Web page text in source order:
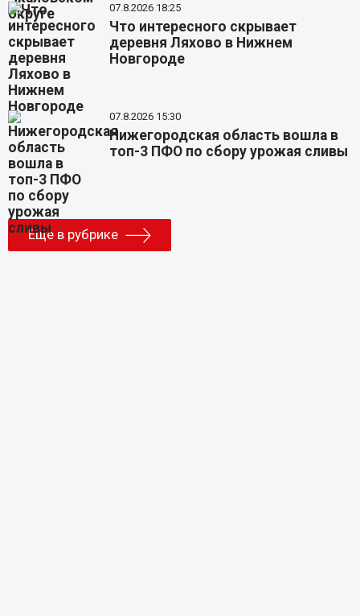
07.8.2026 18:25
Что интересного скрывает
деревня Ляхово в Нижнем
Новгороде
07.8.2026 15:30
Нижегородская область вошла в
топ-3 ПФО по сбору урожая сливы
Еще в рубрике